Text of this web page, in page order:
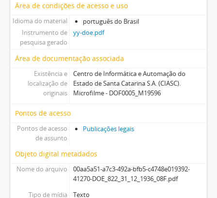
Área de condições de acesso e uso
Idioma do material
português do Brasil
Instrumento de
pesquisa gerado
yy-doe.pdf
Área de documentação associada
Existência e
localização de
originais
Centro de Informática e Automação do
Estado de Santa Catarina S.A. (CIASC).
Microfilme - DOF0005_M19596
Pontos de acesso
Pontos de acesso
de assunto
Publicações legais
Objeto digital metadados
Nome do arquivo
00aa5a51-a7c3-492a-bfb5-c4748e019392-
41270-DOE_822_31_12_1936_08F.pdf
Tipo de mídia
Texto